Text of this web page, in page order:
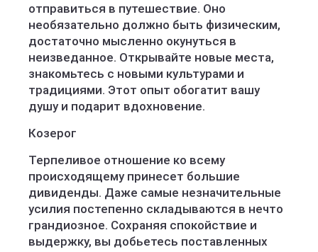
отправиться в путешествие. Оно
необязательно должно быть физическим,
достаточно мысленно окунуться в
неизведанное. Открывайте новые места,
знакомьтесь с новыми культурами и
традициями. Этот опыт обогатит вашу
душу и подарит вдохновение.
Козерог
Терпеливое отношение ко всему
происходящему принесет большие
дивиденды. Даже самые незначительные
усилия постепенно складываются в нечто
грандиозное. Сохраняя спокойствие и
выдержку, вы добьетесь поставленных